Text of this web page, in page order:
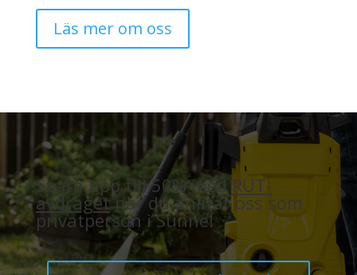
Läs mer om oss
Spara upp till 50% med RUT-
avdragetnär du anlitar oss som
privatperson i Sunne!